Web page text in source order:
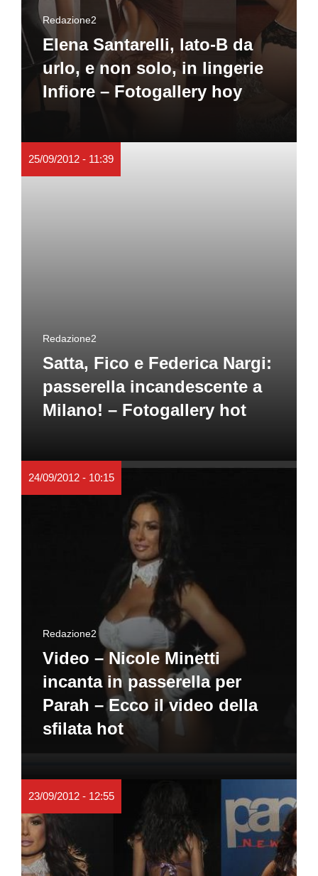
Redazione2
Elena Santarelli, lato-B da
urlo, e non solo, in lingerie
Infiore – Fotogallery hoy
25/09/2012 - 11:39
Redazione2
Satta, Fico e Federica Nargi:
passerella incandescente a
Milano! – Fotogallery hot
24/09/2012 - 10:15
Redazione2
Video – Nicole Minetti
incanta in passerella per
Parah – Ecco il video della
sfilata hot
23/09/2012 - 12:55